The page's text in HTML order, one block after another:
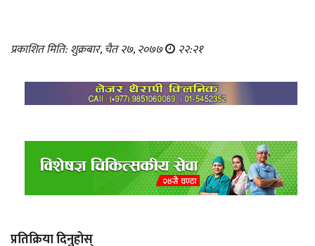
प्रकाशित मिति: शुक्रबार, चैत २७, २०७७ २२:२१
प्रतिक्रिया दिनुहोस्